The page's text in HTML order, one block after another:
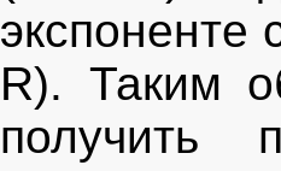
экспоненте
R). Таким
получить